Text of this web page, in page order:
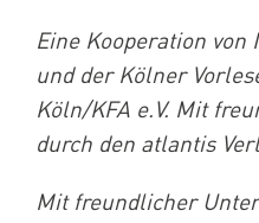
Eine Kooperation von
und der Kölner
Köln/KFA e.V. Mit
durch den atlantis
Mit freundlicher